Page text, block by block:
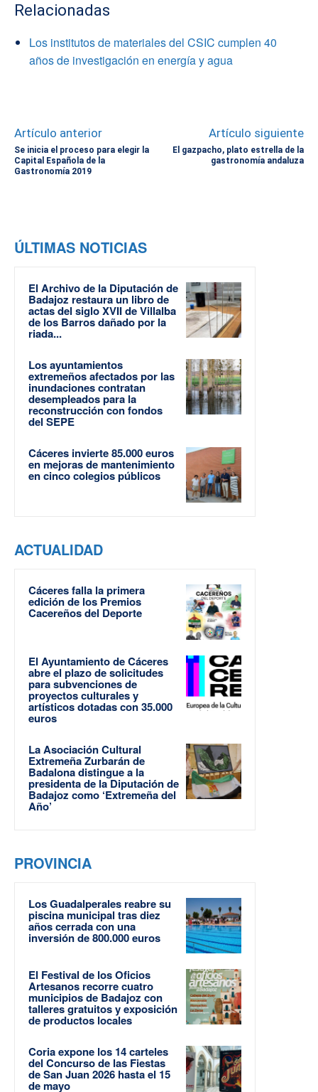
Relacionadas
Los institutos de materiales del CSIC cumplen 40
años de investigación en energía y agua
Artículo anterior
Se inicia el proceso para elegir la
Capital Española de la
Gastronomía 2019
Artículo siguiente
El gazpacho, plato estrella de la
gastronomía andaluza
ÚLTIMAS NOTICIAS
El Archivo de la Diputación de
Badajoz restaura un libro de
actas del siglo XVII de Villalba
de los Barros dañado por la
riada...
Los ayuntamientos
extremeños afectados por las
inundaciones contratan
desempleados para la
reconstrucción con fondos
del SEPE
Cáceres invierte 85.000 euros
en mejoras de mantenimiento
en cinco colegios públicos
ACTUALIDAD
Cáceres falla la primera
edición de los Premios
Cacereños del Deporte
El Ayuntamiento de Cáceres
abre el plazo de solicitudes
para subvenciones de
proyectos culturales y
artísticos dotadas con 35.000
euros
La Asociación Cultural
Extremeña Zurbarán de
Badalona distingue a la
presidenta de la Diputación de
Badajoz como ‘Extremeña del
Año’
PROVINCIA
Los Guadalperales reabre su
piscina municipal tras diez
años cerrada con una
inversión de 800.000 euros
El Festival de los Oficios
Artesanos recorre cuatro
municipios de Badajoz con
talleres gratuitos y exposición
de productos locales
Coria expone los 14 carteles
del Concurso de las Fiestas
de San Juan 2026 hasta el 15
de mayo